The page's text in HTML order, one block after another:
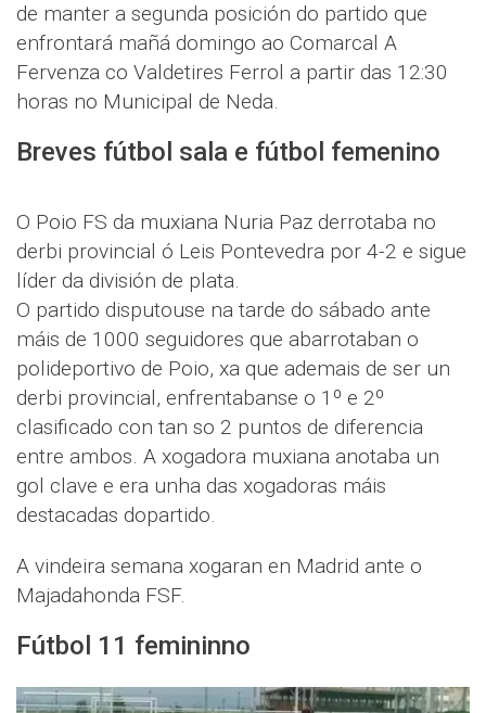
de manter a segunda posición do partido que
enfrontará mañá domingo ao Comarcal A
Fervenza co Valdetires Ferrol a partir das 12:30
horas no Municipal de Neda.
Breves fútbol sala e fútbol femenino
O Poio FS da muxiana Nuria Paz derrotaba no
derbi provincial ó Leis Pontevedra por 4-2 e sigue
líder da división de plata.
O partido disputouse na tarde do sábado ante
máis de 1000 seguidores que abarrotaban o
polideportivo de Poio, xa que ademais de ser un
derbi provincial, enfrentabanse o 1º e 2º
clasificado con tan so 2 puntos de diferencia
entre ambos. A xogadora muxiana anotaba un
gol clave e era unha das xogadoras máis
destacadas dopartido.
A vindeira semana xogaran en Madrid ante o
Majadahonda FSF.
Fútbol 11 femininno